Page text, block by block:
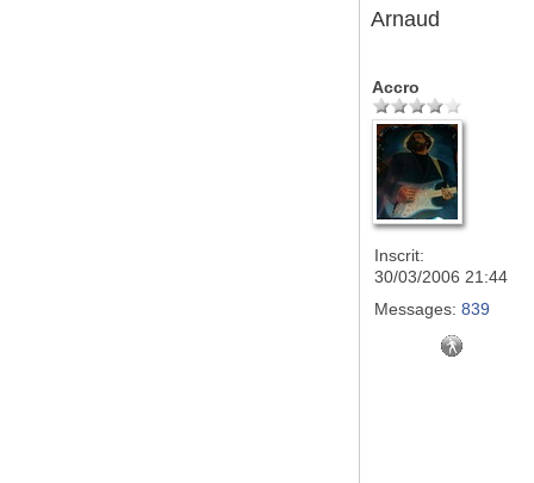
Arnaud
Accro
Inscrit:
30/03/2006 21:44
Messages: 839